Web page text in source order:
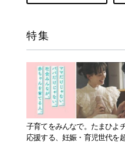
特集
子育てをみんなで。たまひよ
応援する、妊娠・育児世代を